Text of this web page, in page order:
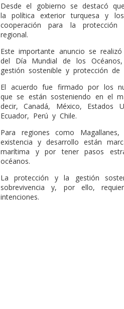
Desde el gobierno se destacó
la política exterior turquesa y
cooperación para la
regional.
Este importante anuncio se
del Día Mundial de los
gestión sostenible y protección de
El acuerdo fue firmado por los
que se están sosteniendo en el
decir, Canadá, México, Estados
Ecuador, Perú y Chile.
Para regiones como
existencia y desarrollo están
marítima y por tener pasos
océanos.
La protección y la gestión
sobrevivencia y, por ello,
intenciones.